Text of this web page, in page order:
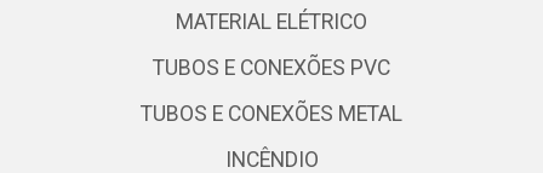
MATERIAL ELÉTRICO
TUBOS E CONEXÕES PVC
TUBOS E CONEXÕES METAL
INCÊNDIO